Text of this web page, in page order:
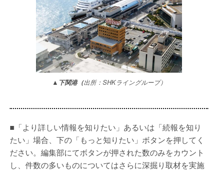
▲下関港（出所：SHKライングループ）
■「より詳しい情報を知りたい」あるいは「続報を知り
たい」場合、下の「もっと知りたい」ボタンを押してく
ださい。編集部にてボタンが押された数のみをカウント
し、件数の多いものについてはさらに深掘り取材を実施